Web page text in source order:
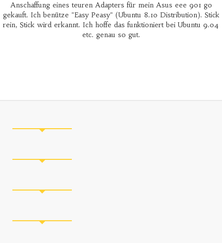
Anschaffung eines teuren Adapters für mein Asus eee 901 go
gekauft. Ich benütze "Easy Peasy" (Ubuntu 8.10 Distribution). Stick
rein, Stick wird erkannt. Ich hoffe das funktioniert bei Ubuntu 9.04
etc. genau so gut.